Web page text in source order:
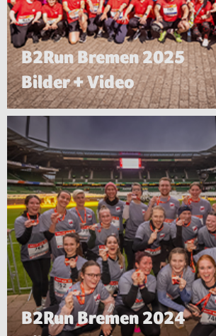
B2Run Bremen 2025
Bilder + Video
B2Run Bremen 2024